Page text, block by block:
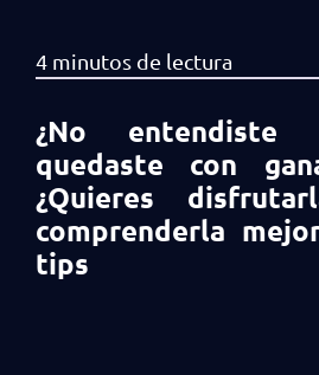
¿No entendiste
quedaste con
¿Quieres
comprenderla
tips